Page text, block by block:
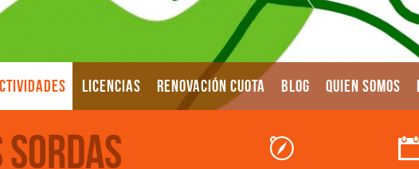
LICENCIAS RENOVACIÓN CUOTA BLOG QUIEN SOMOS
Sordas